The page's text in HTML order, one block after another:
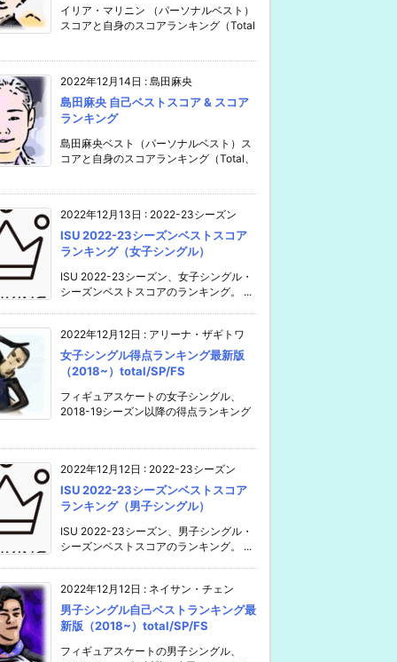
イリア・マリニン （パーソナルベスト）
スコアと自身のスコアランキング（Total
2022年12月14日 : 島田麻央
島田麻央 自己ベストスコア & スコア
ランキング
島田麻央ベスト（パーソナルベスト）ス
コアと自身のスコアランキング（Total、
2022年12月13日 : 2022-23シーズン
ISU 2022-23シーズンベストスコア
ランキング（女子シングル）
ISU 2022-23シーズン、女子シングル・
シーズンベストスコアのランキング。 ...
2022年12月12日 : アリーナ・ザギトワ
女子シングル得点ランキング最新版
（2018~）total/SP/FS
フィギュアスケートの女子シングル、
2018-19シーズン以降の得点ランキング
2022年12月12日 : 2022-23シーズン
ISU 2022-23シーズンベストスコア
ランキング（男子シングル）
ISU 2022-23シーズン、男子シングル・
シーズンベストスコアのランキング。 ...
2022年12月12日 : ネイサン・チェン
男子シングル自己ベストランキング最
新版（2018~）total/SP/FS
フィギュアスケートの男子シングル、